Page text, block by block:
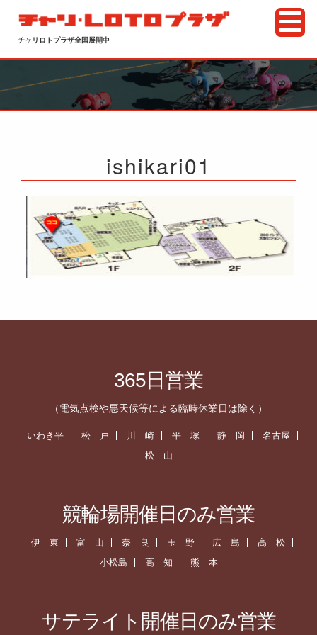
チャリロトプラザ全国展開中
ishikari01
365日営業
（電気点検や悪天候等による臨時休業日は除く）
いわき平 松 戸 川 崎 平 塚 静 岡
名古屋
松 山
競輪場開催日のみ営業
伊 東 富 山 奈 良 玉 野 広 島
高 松
小松島
高 知 熊 本
サテライト開催日のみ営業